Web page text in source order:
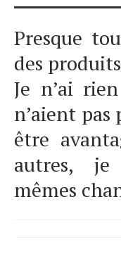
Presque
des
Je n’ai
n’aient pas
être
autres,
mêmes
Conseils
Tendances
Tous nos articles
À propos